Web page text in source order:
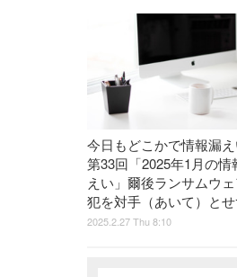
今日もどこかで情報漏
第33回「2025年1月の情
えい」爾後ランサムウ
犯を対手（あいて）と
2025.2.27 Thu 8:10